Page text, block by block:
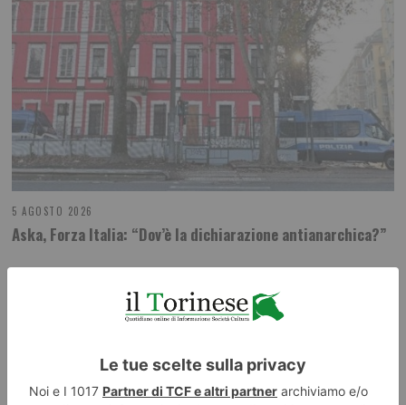
5 AGOSTO 2026
Aska, Forza Italia: “Dov’è la dichiarazione antianarchica?”
ILTORINESE POST RECENTI